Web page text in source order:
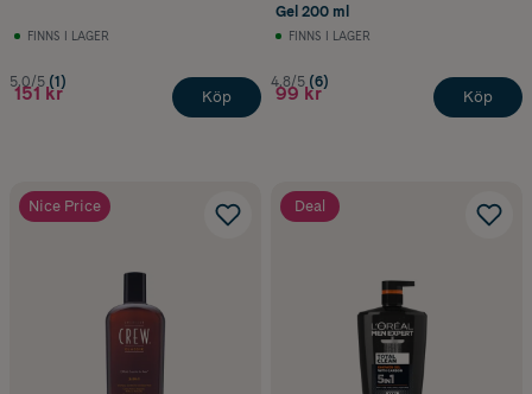
FINNS I LAGER
5.0/5 (1)
151 kr Köp
Gel 200 ml
FINNS I LAGER
4.8/5 (6)
99 kr Köp
Nice Price Deal